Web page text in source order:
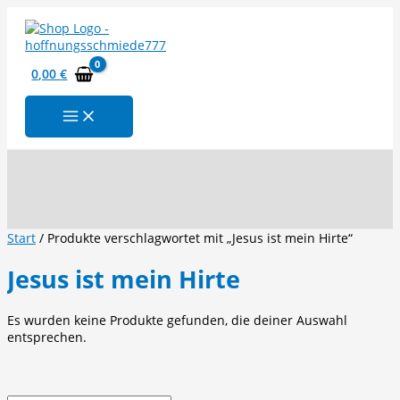
Inhalt
springen
0,00€
Start / Produkte verschlagwortet mit „Jesus ist mein Hirte“
Jesus ist mein Hirte
Es wurden keine Produkte gefunden, die deiner Auswahl
entsprechen.